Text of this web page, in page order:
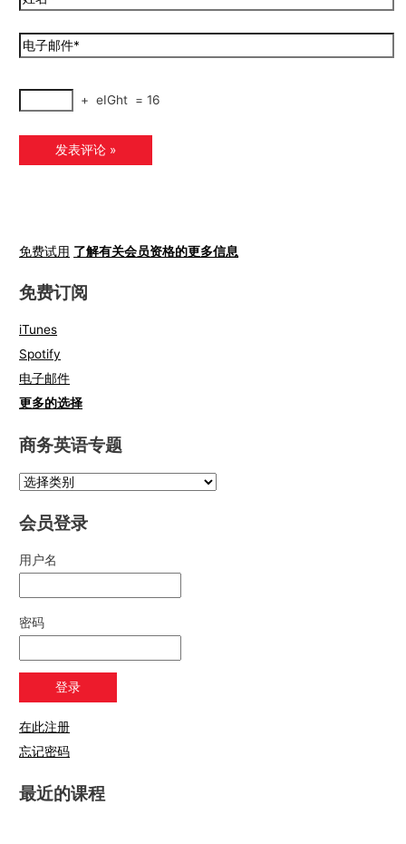
+ eIGht = 16
免费试用 了解有关会员资格的更多信息
免费订阅
iTunes
Spotify
电子邮件
更多的选择
商务英语专题
会员登录
用户名
密码
在此注册
忘记密码
最近的课程